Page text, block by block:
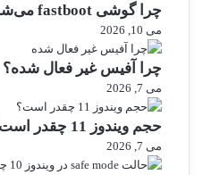
چرا گوشی fastboot می‌شود؟
می 10, 2026
چرا آفیس غیر فعال شده؟
می 7, 2026
حجم ویندوز 11 چقدر است؟
می 7, 2026